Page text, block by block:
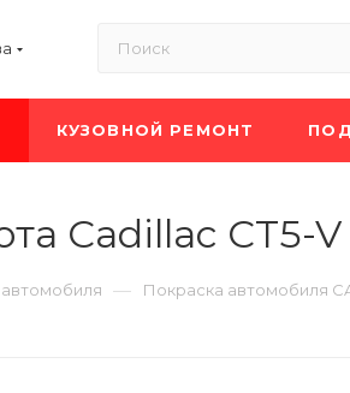
КУЗОВНОЙ РЕМОНТ
Cadillac CT5-V
— Покраска автомобиля